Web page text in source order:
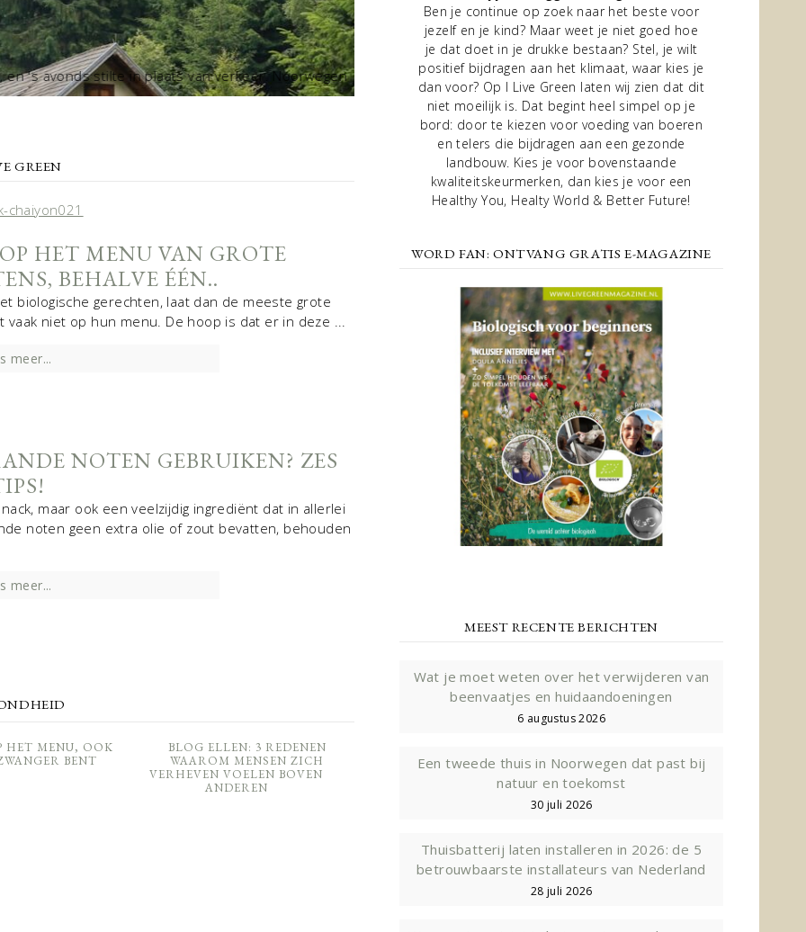
's avonds stilte in plaats van verkeer. Noorwegen Herken je dat gevoel? Op zonnige middagen produceert je dak
lees meer...
GREEN
HET MENU VAN GROTE
BEHALVE ÉÉN..
biologische gerechten, laat dan de meeste grote
niet op hun menu. De hoop is dat er in deze ...
meer...
NOTEN GEBRUIKEN? ZES
maar ook een veelzijdig ingrediënt dat in allerlei
noten geen extra olie of zout bevatten, behouden
meer...
HET MENU, OOK
BENT
BLOG ELLEN: 3 REDENEN
WAAROM MENSEN ZICH
VERHEVEN VOELEN BOVEN
ANDEREN
Ben je continue op zoek naar het beste voor
jezelf en je kind? Maar weet je niet goed hoe
je dat doet in je drukke bestaan? Stel, je wilt
positief bijdragen aan het klimaat, waar kies je
dan voor? Op I Live Green laten wij zien dat dit
niet moeilijk is. Dat begint heel simpel op je
bord: door te kiezen voor voeding van boeren
en telers die bijdragen aan een gezonde
landbouw. Kies je voor bovenstaande
kwaliteitskeurmerken, dan kies je voor een
Healthy You, Healty World & Better Future!
WORD FAN: ONTVANG GRATIS E-MAGAZINE
MEEST RECENTE BERICHTEN
Wat je moet weten over het verwijderen van
beenvaatjes en huidaandoeningen
6 augustus 2026
Een tweede thuis in Noorwegen dat past bij
natuur en toekomst
30 juli 2026
Thuisbatterij laten installeren in 2026: de 5
betrouwbaarste installateurs van Nederland
28 juli 2026